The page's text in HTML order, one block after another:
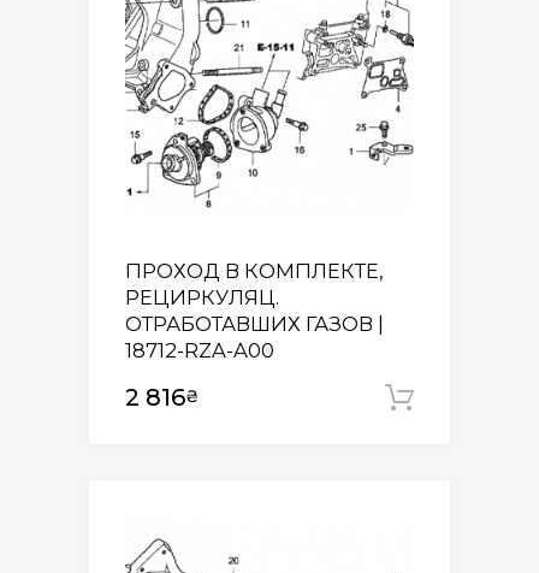
ПРОХОД В КОМПЛЕКТЕ,
РЕЦИРКУЛЯЦ.
ОТРАБОТАВШИХ ГАЗОВ |
18712-RZA-A00
2 816₴